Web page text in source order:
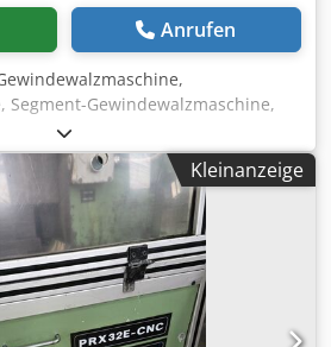
Anrufen
Segment-Gewindewalzmaschine,
Rollkopf -
-Typ: RK 12-20 -
1,5 -Abmessung: Ø 120 x 180 mm -
Aeu Tyvhokvja
Kleinanzeige